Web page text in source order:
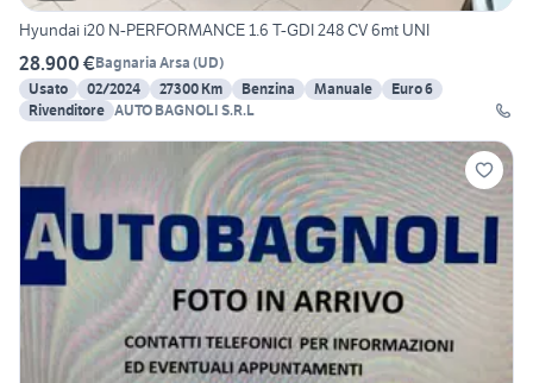
Hyundai i20 N-PERFORMANCE 1.6 T-GDI 248 CV 6mt UNI
28.900 €Bagnaria Arsa (UD)
Usato
02/2024 27300 Km Benzina Manuale
Euro 6
Rivenditore AUTO BAGNOLI S.R.L